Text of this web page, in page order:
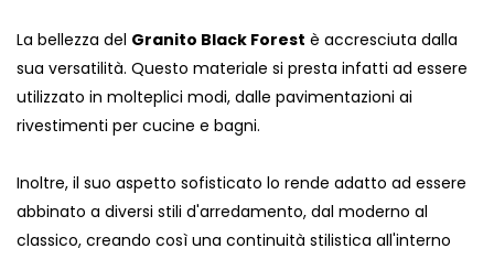
La bellezza del Granito Black Forest è accresciuta dalla
sua versatilità. Questo materiale si presta infatti ad essere
utilizzato in molteplici modi, dalle pavimentazioni ai
rivestimenti per cucine e bagni.
Inoltre, il suo aspetto sofisticato lo rende adatto ad essere
abbinato a diversi stili d'arredamento, dal moderno al
classico, creando così una continuità stilistica all'interno